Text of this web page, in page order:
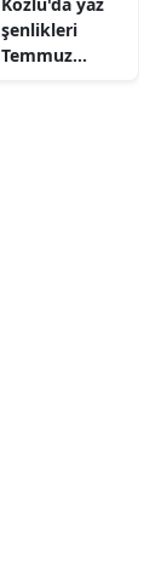
YAPILDI
Kozlu'da yaz
şenlikleri
Temmuz